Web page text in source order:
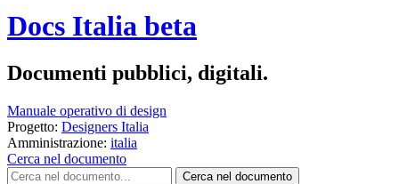
Docs Italia beta
Documenti pubblici, digitali.
Manuale operativo di design
Progetto: Designers Italia
Amministrazione: italia
Cerca nel documento
Cerca nel documento